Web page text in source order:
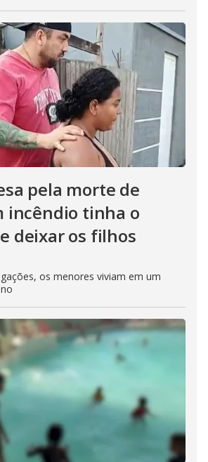
pela morte de
incêndio tinha o
deixar os filhos
os menores viviam em um